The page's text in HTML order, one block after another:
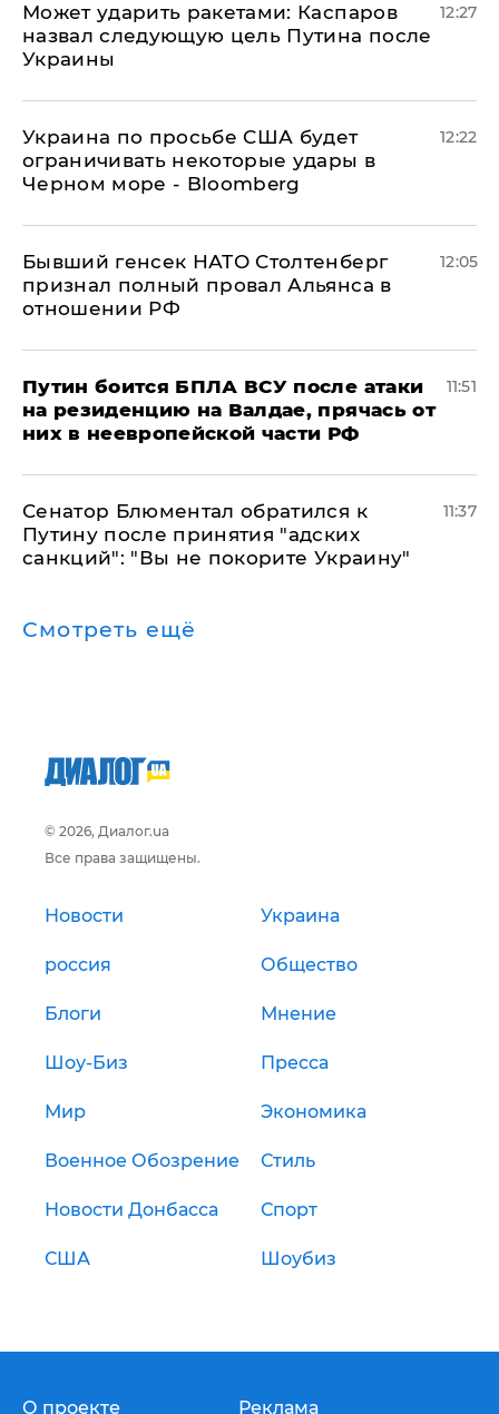
Может ударить ракетами: Каспаров
назвал следующую цель Путина после
Украины
12:27
Украина по просьбе США будет
ограничивать некоторые удары в
Черном море - Bloomberg
12:22
Бывший генсек НАТО Столтенберг
признал полный провал Альянса в
отношении РФ
12:05
Путин боится БПЛА ВСУ после атаки
на резиденцию на Валдае, прячась от
них в неевропейской части РФ
11:51
Сенатор Блюментал обратился к
Путину после принятия "адских
санкций": "Вы не покорите Украину"
11:37
Смотреть ещё
© 2026, Диалог.ua
Все права защищены.
Новости Украина
россия Общество
Блоги Мнение
Шоу-Биз Пресса
Мир Экономика
Военное Обозрение Стиль
Новости Донбасса Спорт
США Шоубиз
О проекте Реклама